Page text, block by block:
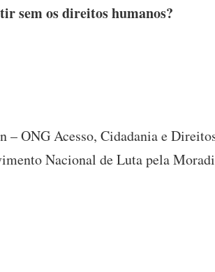
sem os direitos humanos?
– ONG Acesso, Cidadania e
Nacional de Luta pela